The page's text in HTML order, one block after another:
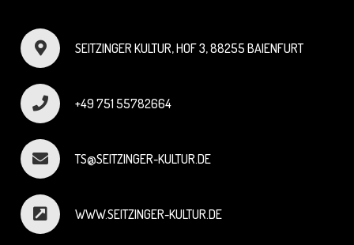
SEITZINGER KULTUR, HOF 3, 88255 BAIENFURT
+49 751 55782664
TS@SEITZINGER-KULTUR.DE
WWW.SEITZINGER-KULTUR.DE